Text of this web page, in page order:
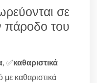
σε
πάροδο του
, ✅καθαριστικά
καθαριστικά